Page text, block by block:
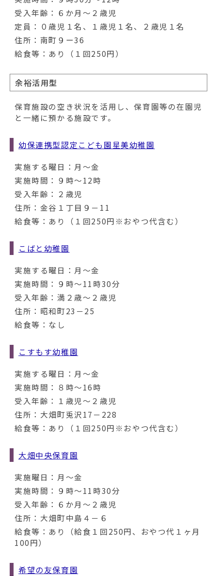
受入年齢：６か月～２歳児
定員：０歳児１名、１歳児１名、２歳児１名
住所：南町９ー36
給食等：あり（１回250円）
余裕活用型
保育施設の空き状況を活用し、保育園等の在園児
と一緒に預かる施設です。
幼保連携型認定こども園星美幼稚園
実施する曜日：月～金
実施時間：９時～12時
受入年齢：２歳児
住所：金谷１丁目９－11
給食等：あり（１回250円※おやつ代含む）
こばと幼稚園
実施する曜日：月～金
実施時間：９時～11時30分
受入年齢：満２歳～２歳児
住所：昭和町23－25
給食等：なし
こすもす幼稚園
実施する曜日：月～金
実施時間：８時～16時
受入年齢：１歳児～２歳児
住所：大畑町兎沢17－228
給食等：あり（１回250円※おやつ代含む）
大畑中央保育園
実施曜日：月～金
実施時間：９時～11時30分
受入年齢：６か月～２歳児
住所：大畑町中島４－６
給食等：あり（給食１回250円、おやつ代１ヶ月
100円）
希望の友保育園